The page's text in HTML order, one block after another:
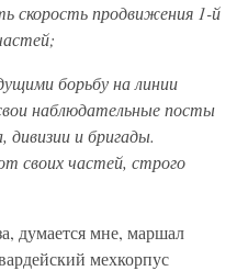
скорость продвижения 1-й
борьбу на линии
наблюдательные посты
дивизии и бригады.
своих частей, строго
думается мне, маршал
мехкорпус